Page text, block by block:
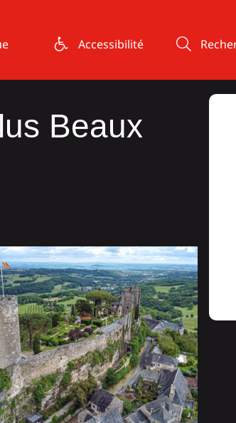
Accessibilité
Beaux